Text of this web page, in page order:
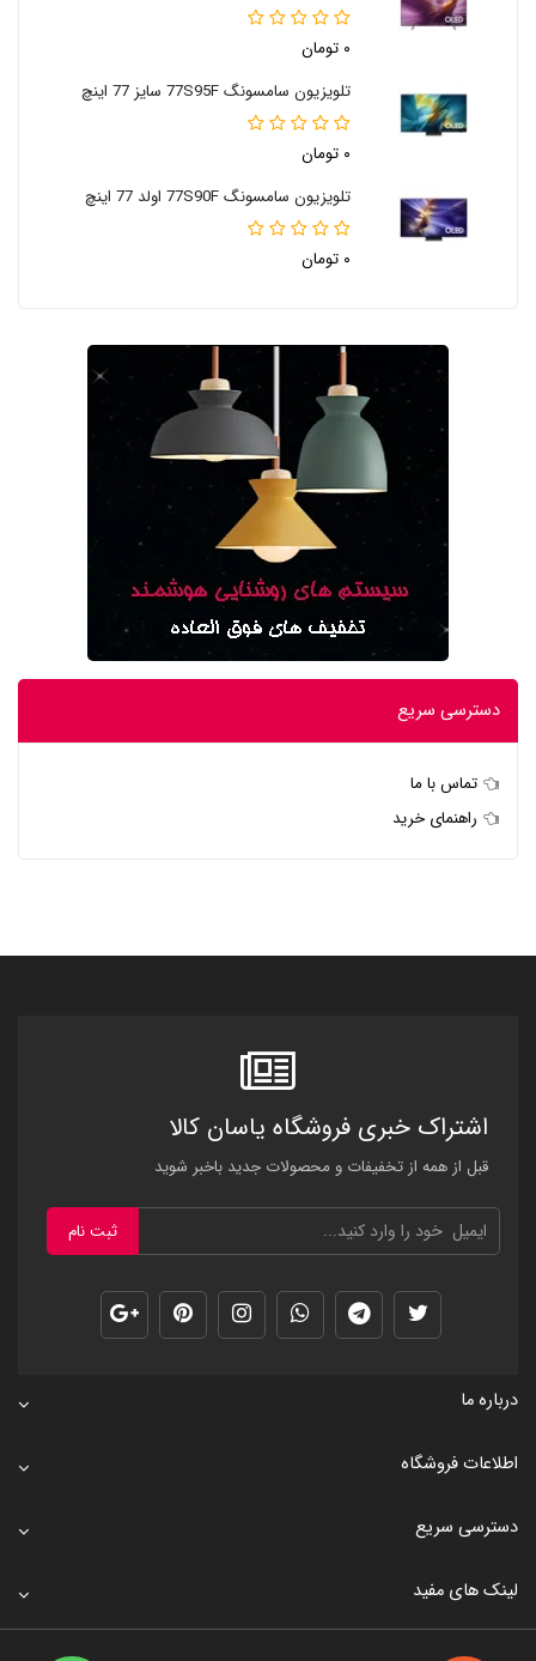
۰ تومان
تلویزیون سامسونگ 77S95F سایز 77 اینچ
۰ تومان
تلویزیون سامسونگ 77S90F اولد 77 اینچ
۰ تومان
دسترسی سریع
تماس با ما
راهنمای خرید
اشتراک خبری فروشگاه یاسان کالا
قبل از همه از تخفیفات و محصولات جدید باخبر شوید
ثبت نام
درباره ما
اطلاعات فروشگاه
دسترسی سریع
لینک های مفید